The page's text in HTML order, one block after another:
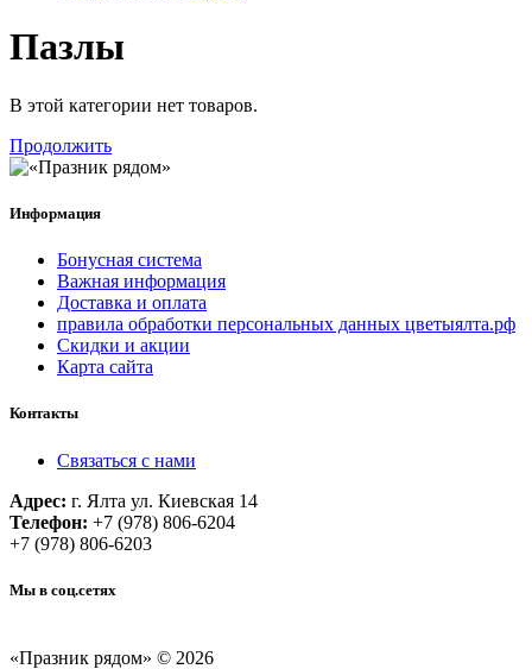
Пазлы
В этой категории нет товаров.
Продолжить
Информация
Бонусная система
Важная информация
Доставка и оплата
правила обработки персональных данных цветыялта.рф
Скидки и акции
Карта сайта
Контакты
Связаться с нами
Адрес: г. Ялта ул. Киевская 14
Телефон: +7 (978) 806-6204
+7 (978) 806-6203
Мы в соц.сетях
«Празник рядом» © 2026